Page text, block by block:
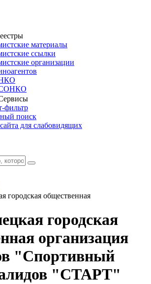
материалы
ссылки
организации
НКО
СОНКО
фильтр
поиск
для слабовидящих
городская общественная
городская
организация
"Спортивный
"СТАРТ"